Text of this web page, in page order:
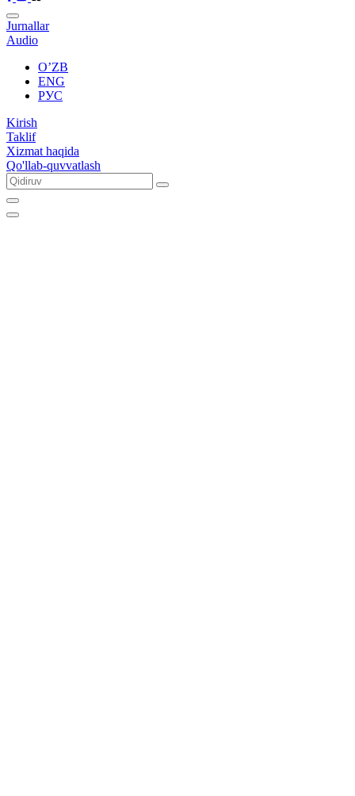
Jurnallar
Audio
O’ZB
ENG
РУС
Kirish
Taklif
Xizmat haqida
Qo'llab-quvvatlash